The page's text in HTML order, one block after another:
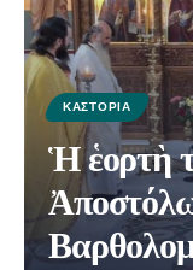
ΚΑΣΤΟΡΙΆ
Ἡ ἑορτὴ